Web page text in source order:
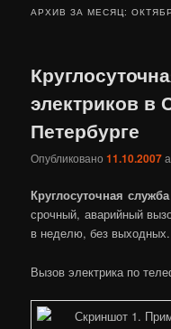
АРХИВ ЗА МЕСЯЦ:
электриков в
Петербурге
Опубликовано11.10.2007
Круглосуточная
срочный, аварийный
в неделю, без выходных.
Вызов электрика по